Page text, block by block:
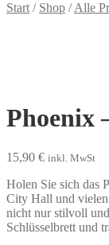
Start / Shop /Alle
Phoenix
15,90 € inkl. MwSt
Holen Sie sich das
City Hall und vielen
nicht nur stilvoll
Schlüsselbrett und